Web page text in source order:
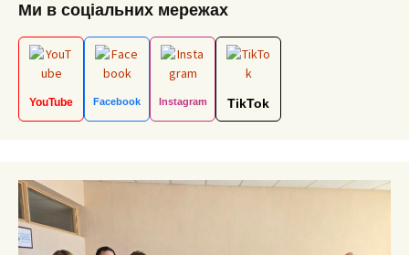
Ми в соціальних мережах
YouTube Facebook Instagram TikTok